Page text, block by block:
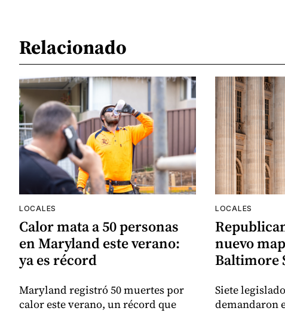
Relacionado
LOCALES
Calor mata a 50 personas
en Maryland este verano:
ya es récord
Maryland registró 50 muertes por
calor este verano, un récord que
LOCALES
nuevo
Baltimore
Siete
demandaron